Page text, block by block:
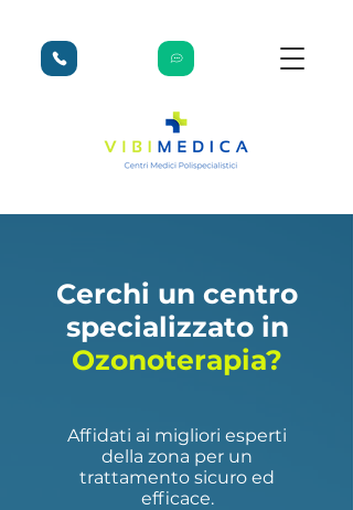
Cerchi un centro
specializzato in
Ozonoterapia?
Affidati ai migliori esperti
della zona per un
trattamento sicuro ed
efficace.